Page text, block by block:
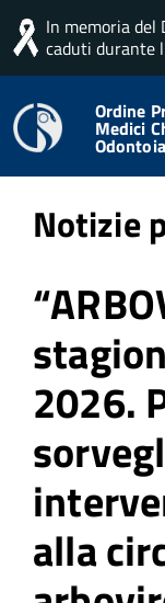
In memoria del
caduti durante
Ordine
Medici
Home
Pubblicato: 15
Notizie
2026.
alla